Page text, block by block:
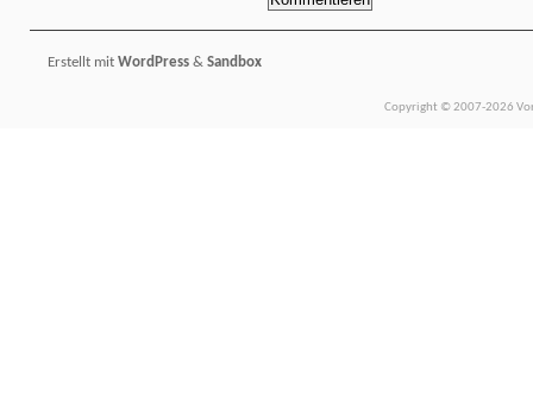
Erstellt mit WordPress & Sandbox
Copyright © 2007-2026